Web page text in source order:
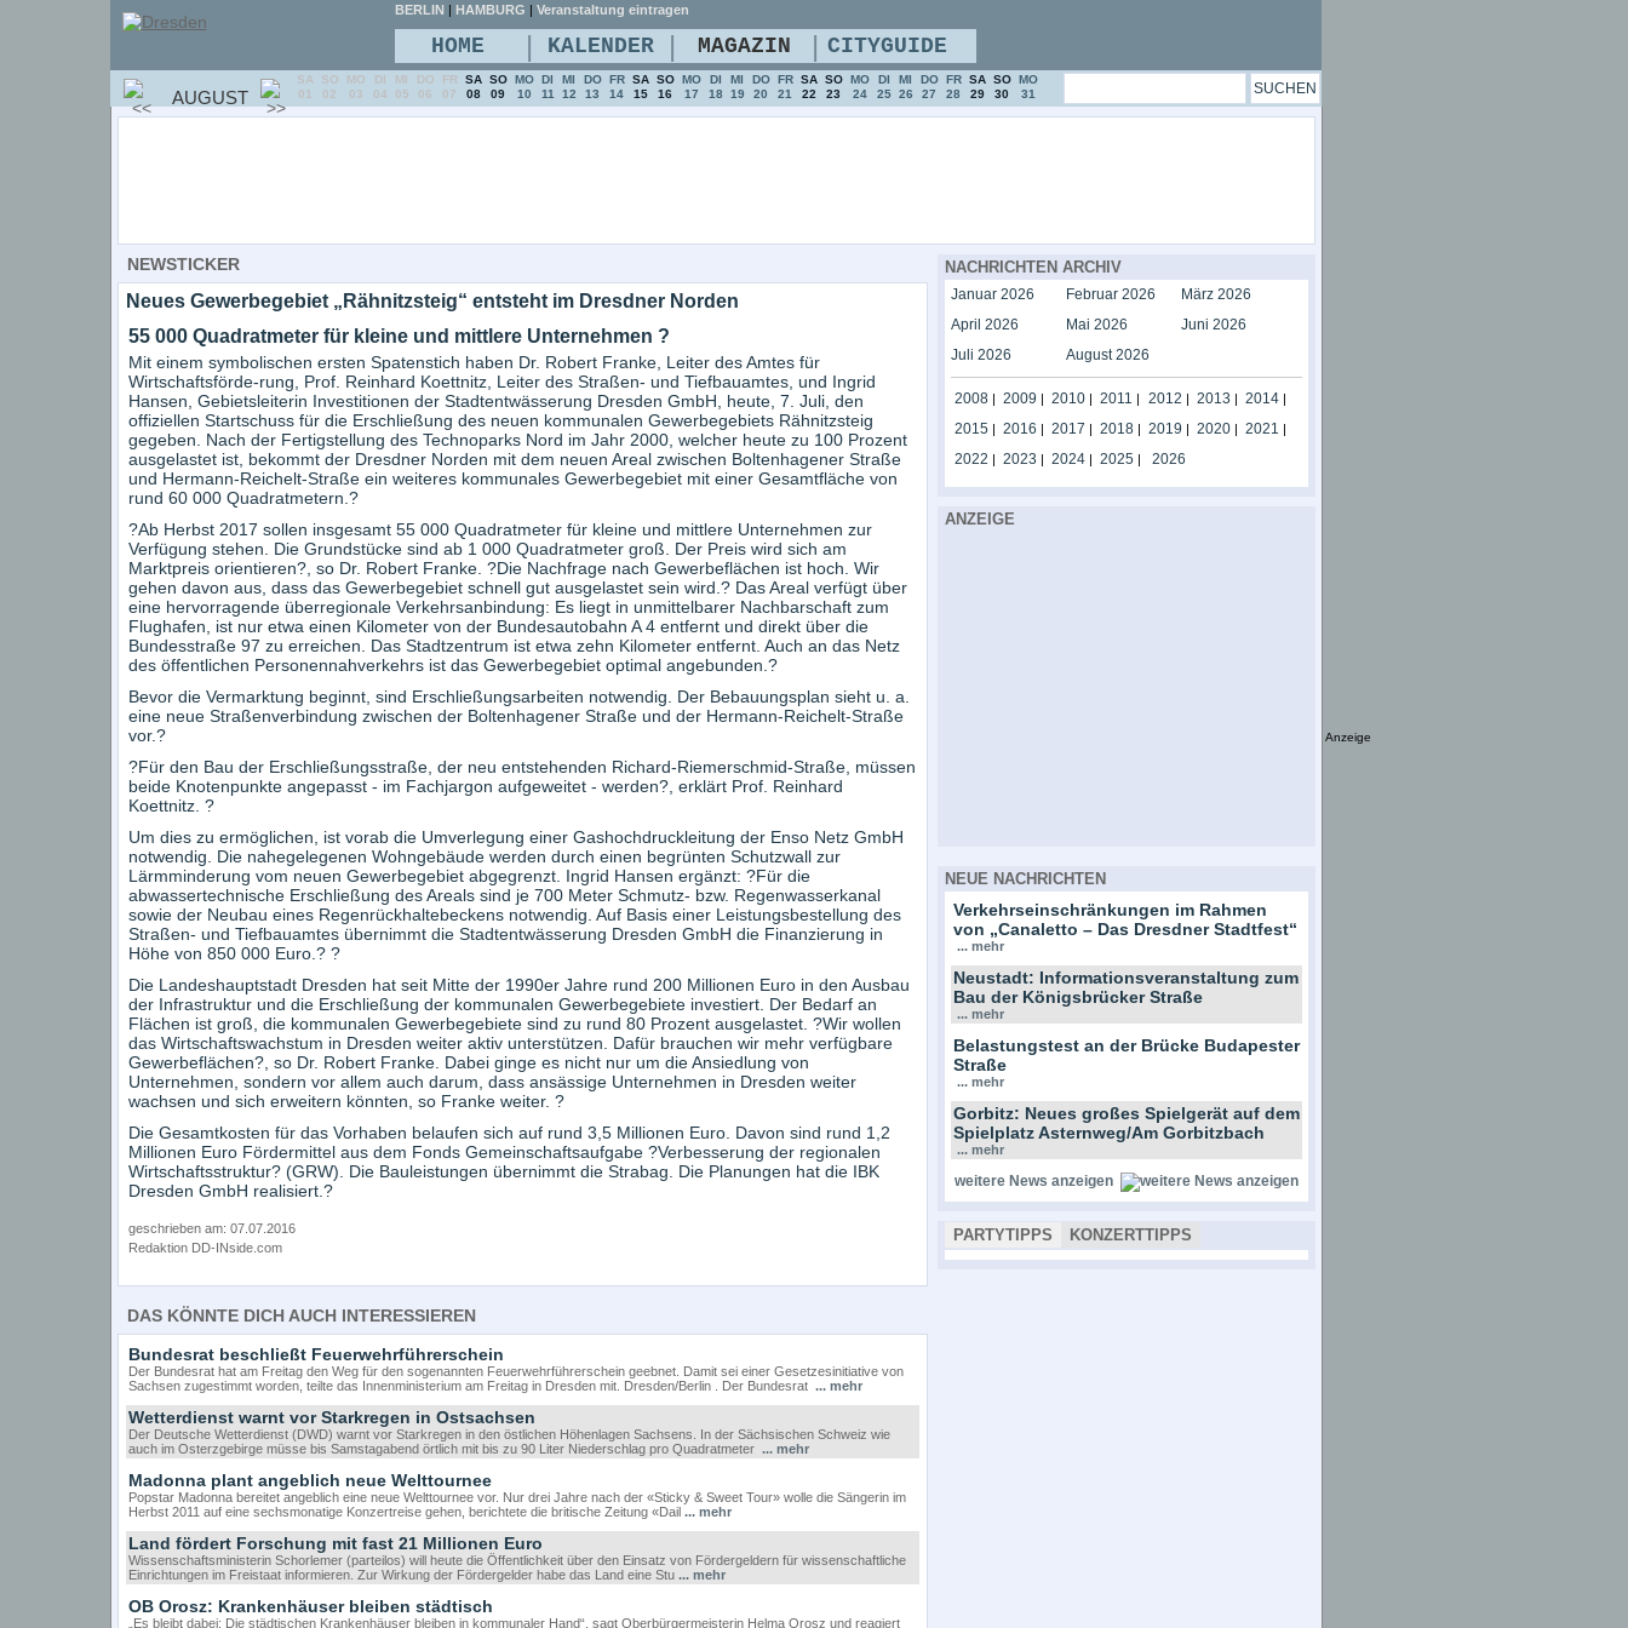
NEWSTICKER
Neues Gewerbegebiet „Rähnitzsteig“ entsteht im Dresdner Norden
55 000 Quadratmeter für kleine und mittlere Unternehmen ?
Mit einem symbolischen ersten Spatenstich haben Dr. Robert Franke, Leiter des Amtes für
Wirtschaftsförde-rung, Prof. Reinhard Koettnitz, Leiter des Straßen- und Tiefbauamtes, und Ingrid
Hansen, Gebietsleiterin Investitionen der Stadtentwässerung Dresden GmbH, heute, 7. Juli, den
offiziellen Startschuss für die Erschließung des neuen kommunalen Gewerbegebiets Rähnitzsteig
gegeben. Nach der Fertigstellung des Technoparks Nord im Jahr 2000, welcher heute zu 100 Prozent
ausgelastet ist, bekommt der Dresdner Norden mit dem neuen Areal zwischen Boltenhagener Straße
und Hermann-Reichelt-Straße ein weiteres kommunales Gewerbegebiet mit einer Gesamtfläche von
rund 60 000 Quadratmetern.?
?Ab Herbst 2017 sollen insgesamt 55 000 Quadratmeter für kleine und mittlere Unternehmen zur
Verfügung stehen. Die Grundstücke sind ab 1 000 Quadratmeter groß. Der Preis wird sich am
Marktpreis orientieren?, so Dr. Robert Franke. ?Die Nachfrage nach Gewerbeflächen ist hoch. Wir
gehen davon aus, dass das Gewerbegebiet schnell gut ausgelastet sein wird.? Das Areal verfügt über
eine hervorragende überregionale Verkehrsanbindung: Es liegt in unmittelbarer Nachbarschaft zum
Flughafen, ist nur etwa einen Kilometer von der Bundesautobahn A 4 entfernt und direkt über die
Bundesstraße 97 zu erreichen. Das Stadtzentrum ist etwa zehn Kilometer entfernt. Auch an das Netz
des öffentlichen Personennahverkehrs ist das Gewerbegebiet optimal angebunden.?
Bevor die Vermarktung beginnt, sind Erschließungsarbeiten notwendig. Der Bebauungsplan sieht u. a.
eine neue Straßenverbindung zwischen der Boltenhagener Straße und der Hermann-Reichelt-Straße
vor.?
?Für den Bau der Erschließungsstraße, der neu entstehenden Richard-Riemerschmid-Straße, müssen
beide Knotenpunkte angepasst - im Fachjargon aufgeweitet - werden?, erklärt Prof. Reinhard
Koettnitz. ?
Um dies zu ermöglichen, ist vorab die Umverlegung einer Gashochdruckleitung der Enso Netz GmbH
notwendig. Die nahegelegenen Wohngebäude werden durch einen begrünten Schutzwall zur
Lärmminderung vom neuen Gewerbegebiet abgegrenzt. Ingrid Hansen ergänzt: ?Für die
abwassertechnische Erschließung des Areals sind je 700 Meter Schmutz- bzw. Regenwasserkanal
sowie der Neubau eines Regenrückhaltebeckens notwendig. Auf Basis einer Leistungsbestellung des
Straßen- und Tiefbauamtes übernimmt die Stadtentwässerung Dresden GmbH die Finanzierung in
Höhe von 850 000 Euro.? ?
Die Landeshauptstadt Dresden hat seit Mitte der 1990er Jahre rund 200 Millionen Euro in den Ausbau
der Infrastruktur und die Erschließung der kommunalen Gewerbegebiete investiert. Der Bedarf an
Flächen ist groß, die kommunalen Gewerbegebiete sind zu rund 80 Prozent ausgelastet. ?Wir wollen
das Wirtschaftswachstum in Dresden weiter aktiv unterstützen. Dafür brauchen wir mehr verfügbare
Gewerbeflächen?, so Dr. Robert Franke. Dabei ginge es nicht nur um die Ansiedlung von
Unternehmen, sondern vor allem auch darum, dass ansässige Unternehmen in Dresden weiter
wachsen und sich erweitern könnten, so Franke weiter. ?
Die Gesamtkosten für das Vorhaben belaufen sich auf rund 3,5 Millionen Euro. Davon sind rund 1,2
Millionen Euro Fördermittel aus dem Fonds Gemeinschaftsaufgabe ?Verbesserung der regionalen
Wirtschaftsstruktur? (GRW). Die Bauleistungen übernimmt die Strabag. Die Planungen hat die IBK
Dresden GmbH realisiert.?
geschrieben am: 07.07.2016
Redaktion DD-INside.com
DAS KÖNNTE DICH AUCH INTERESSIEREN
Bundesrat beschließt Feuerwehrführerschein
Der Bundesrat hat am Freitag den Weg für den sogenannten Feuerwehrführerschein geebnet. Damit sei einer Gesetzesinitiative von
Sachsen zugestimmt worden, teilte das Innenministerium am Freitag in Dresden mit. Dresden/Berlin . Der Bundesrat ... mehr
Wetterdienst warnt vor Starkregen in Ostsachsen
Der Deutsche Wetterdienst (DWD) warnt vor Starkregen in den östlichen Höhenlagen Sachsens. In der Sächsischen Schweiz wie
auch im Osterzgebirge müsse bis Samstagabend örtlich mit bis zu 90 Liter Niederschlag pro Quadratmeter ... mehr
Madonna plant angeblich neue Welttournee
Popstar Madonna bereitet angeblich eine neue Welttournee vor. Nur drei Jahre nach der «Sticky & Sweet Tour» wolle die Sängerin im
Herbst 2011 auf eine sechsmonatige Konzertreise gehen, berichtete die britische Zeitung «Dail ... mehr
Land fördert Forschung mit fast 21 Millionen Euro
Wissenschaftsministerin Schorlemer (parteilos) will heute die Öffentlichkeit über den Einsatz von Fördergeldern für wissenschaftliche
Einrichtungen im Freistaat informieren. Zur Wirkung der Fördergelder habe das Land eine Stu ... mehr
OB Orosz: Krankenhäuser bleiben städtisch
„Es bleibt dabei: Die städtischen Krankenhäuser bleiben in kommunaler Hand“, sagt Oberbürgermeisterin Helma Orosz und reagiert
NACHRICHTEN ARCHIV
Januar 2026 Februar 2026
März 2026
April 2026
Mai 2026
Juni 2026
Juli 2026
August 2026
2008| 2009 | 2010| 2011 | 2012 | 2013 | 2014|
2015| 2016 | 2017 | 2018| 2019 | 2020| 2021 |
2022 | 2023 | 2024| 2025| 2026
ANZEIGE
NEUE NACHRICHTEN
Verkehrseinschränkungen im Rahmen
von „Canaletto – Das Dresdner Stadtfest“
... mehr
Neustadt: Informationsveranstaltung zum
Bau der Königsbrücker Straße
... mehr
Belastungstest an der Brücke Budapester
Straße
... mehr
Gorbitz: Neues großes Spielgerät auf dem
Spielplatz Asternweg/Am Gorbitzbach
... mehr
weitere News anzeigen
PARTYTIPPS KONZERTTIPPS
BERLIN | HAMBURG | Veranstaltung eintragen
HOME | KALENDER | MAGAZIN | CITYGUIDE
AUGUST
SA
01
SO
02
MO
03
DI
04
MI
05
DO
06
FR
07
SA
08
SO
09
MO
10
DI
11
MI
12
DO
13
FR
14
SA
15
SO
16
MO
17
DI
18
MI
19
DO
20
FR
21
SA
22
SO
23
MO
24
DI
25
MI
26
DO
27
FR
28
SA
29
SO
30
MO
31
Anzeige